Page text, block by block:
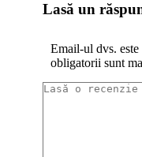
Lasă un
Email-ul dvs.
obligatorii sunt
Lasă o recenzie